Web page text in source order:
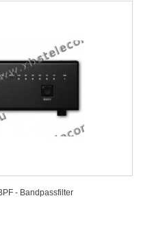
- Bandpassfilter